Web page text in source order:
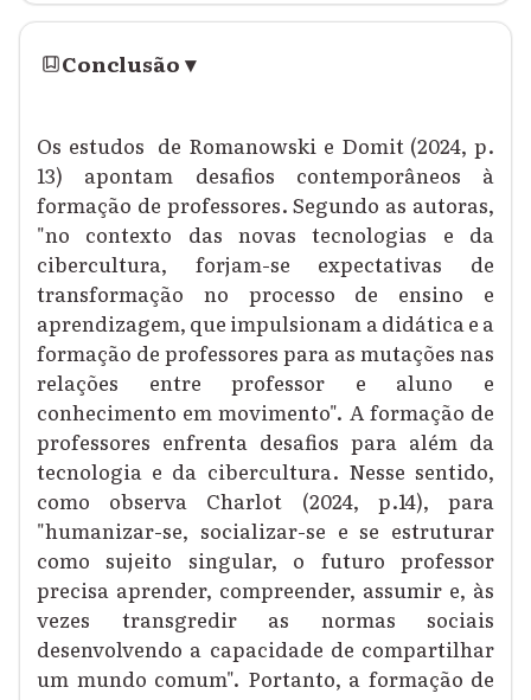
Conclusão▾
Os estudos de Romanowski e Domit (2024, p.
13) apontam desafios contemporâneos à
formação de professores. Segundo as autoras,
"no contexto das novas tecnologias e da
cibercultura, forjam-se expectativas de
transformação no processo de ensino e
aprendizagem, que impulsionam a didática e a
formação de professores para as mutações nas
relações entre professor e aluno e
conhecimento em movimento". A formação de
professores enfrenta desafios para além da
tecnologia e da cibercultura. Nesse sentido,
como observa Charlot (2024, p.14), para
"humanizar-se, socializar-se e se estruturar
como sujeito singular, o futuro professor
precisa aprender, compreender, assumir e, às
vezes transgredir as normas sociais
desenvolvendo a capacidade de compartilhar
um mundo comum". Portanto, a formação de